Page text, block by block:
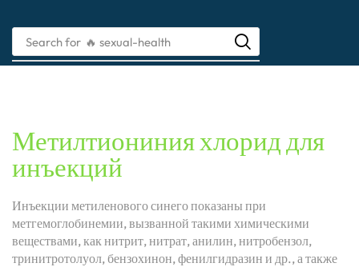
Search for 🔥 sexual-health
Метилтиониния хлорид для
инъекций
Инъекции метиленового синего показаны при
метгемоглобинемии, вызванной такими химическими
веществами, как нитрит, нитрат, анилин, нитробензол,
тринитротолуол, бензохинон, фенилгидразин и др., а также